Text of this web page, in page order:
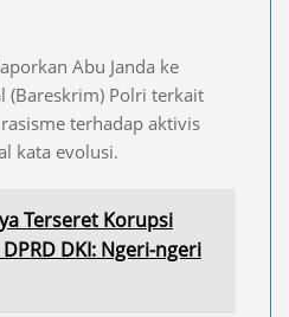
Abu Janda ke
(Bareskrim) Polri terkait
terhadap aktivis
kata evolusi.
Terseret Korupsi
DKI: Ngeri-ngeri